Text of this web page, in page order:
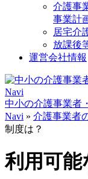
介護事
事業計
居宅介
放課後
運営会社情報
中小の介護事業者
Navi » 介護事業者
制度は？
利用可能